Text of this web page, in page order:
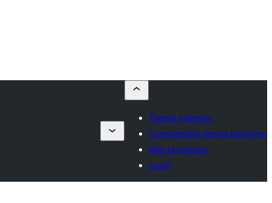
Thema indienen
Commerciële thema bedrijven
Mijn favorieten
Login